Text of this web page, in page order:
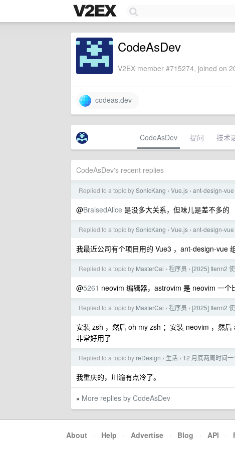
CodeAsDev
V2EX member #715274, joined on
codeas.dev
CodeAsDev 提问 技术
CodeAsDev's recent replies
Replied to a topic bySonicKang › Vue.js › ant-design-
@BraisedAlice 是没多大关系，但味儿是差不多的
Replied to a topic bySonicKang › Vue.js › ant-design-
我最近公司有个项目用的 Vue3 ，ant-design-vue
Replied to a topic by MasterCai › 程序员 › [2025] Iterm2
@5261 neovim 编辑器，astrovim 是 neovim 一
Replied to a topic by MasterCai › 程序员 › [2025] Iterm2
安装 zsh ，然后 oh my zsh ；安装 neovim ，然
非常好用了
Replied to a topic by reDesign › 生活 › 12 月底两周时间
我重庆的，川渝有点冷了。
» More replies by CodeAsDev
About · Help · Advertise · Blog · API ·